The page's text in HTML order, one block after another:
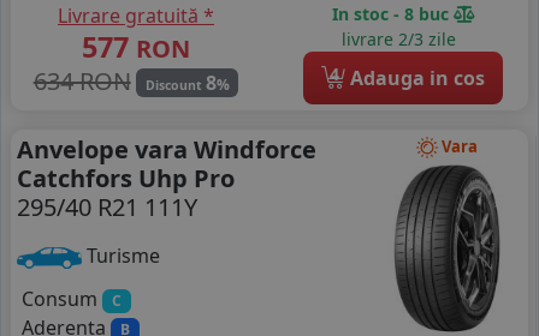
Livrare gratuită *
577 RON
634 RON
Discount 8%
In stoc - 8 buc
livrare 2/3 zile
4 Adauga in cos
Vara
Anvelope vara Windforce
Catchfors Uhp Pro
295/40 R21 111Y
Turisme
Consum
C
Aderenta B